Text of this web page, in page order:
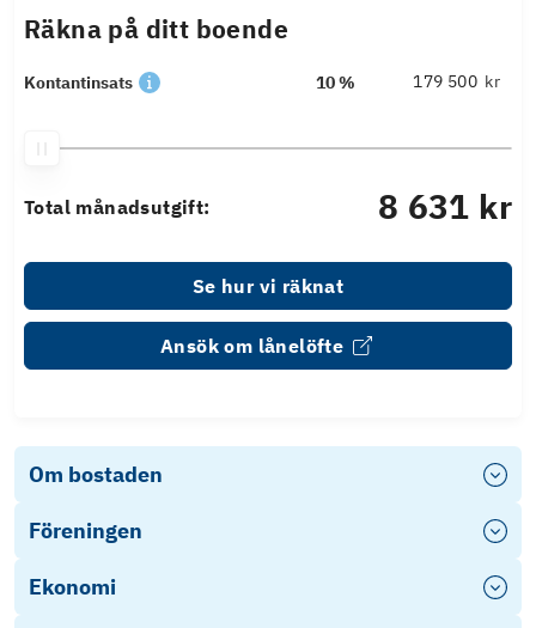
Räkna på ditt boende
Kontantinsats 10 % kr
Total månadsutgift: 8 631 kr
Se hur vi räknat
Ansök om lånelöfte
Om bostaden
Föreningen
Ekonomi